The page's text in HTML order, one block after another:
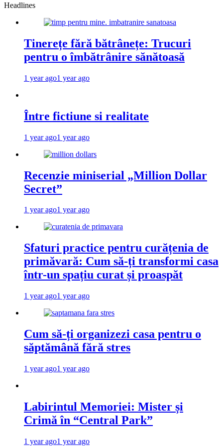
Headlines
Tinerețe fără bătrânețe: Trucuri
pentru o îmbătrânire sănătoasă
1 year ago1 year ago
Între fictiune si realitate
1 year ago1 year ago
Recenzie miniserial „Million Dollar
Secret”
1 year ago1 year ago
Sfaturi practice pentru curățenia de
primăvară: Cum să-ți transformi casa
într-un spațiu curat și proaspăt
1 year ago1 year ago
Cum să-ți organizezi casa pentru o
săptămână fără stres
1 year ago1 year ago
Labirintul Memoriei: Mister și
Crimă în “Central Park”
1 year ago1 year ago